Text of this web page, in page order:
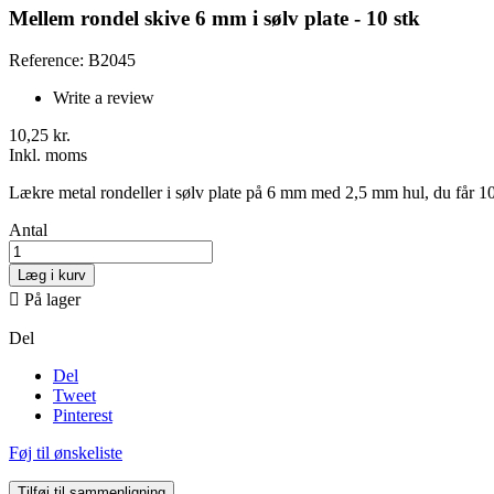
Mellem rondel skive 6 mm i sølv plate - 10 stk
Reference: B2045
Write a review
10,25 kr.
Inkl. moms
Lækre metal rondeller i sølv plate på 6 mm med 2,5 mm hul, du får
Antal
Læg i kurv
 På lager
Del
Del
Tweet
Pinterest
Føj til ønskeliste